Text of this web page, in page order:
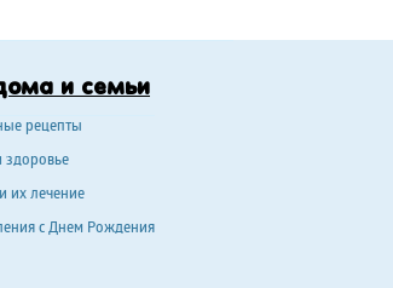
и семьи
рецепты
здоровье
их лечение
с Днем Рождения